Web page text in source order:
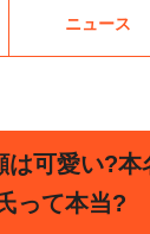
ニュース
は可愛い?
って本当?